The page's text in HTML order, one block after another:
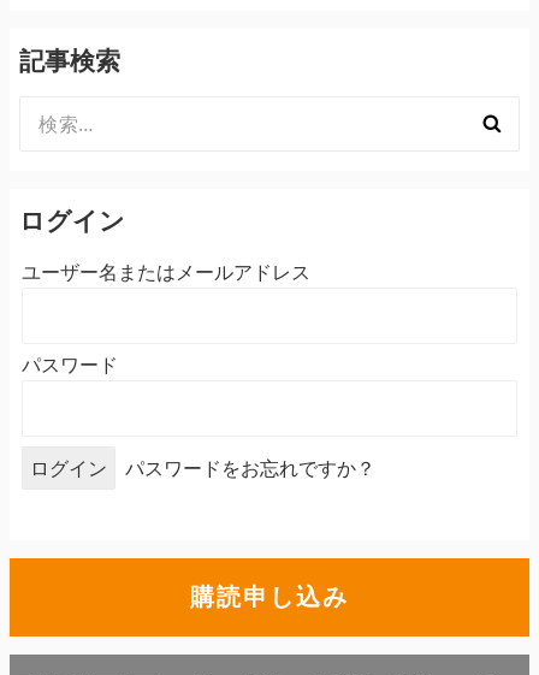
記事検索
索:
ログイン
ユーザー名またはメールアドレス
パスワード
パスワードをお忘れですか？
購読申し込み